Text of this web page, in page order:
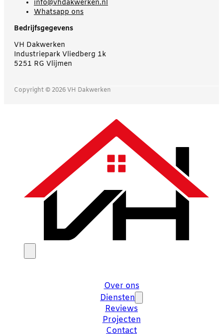
info@vhdakwerken.nl
Whatsapp ons
Bedrijfsgegevens
VH Dakwerken
Industriepark Vliedberg 1k
5251 RG Vlijmen
Copyright © 2026 VH Dakwerken
Over ons
Diensten
Reviews
Projecten
Contact